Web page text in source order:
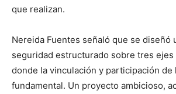
que realizan.
Nereida Fuentes señaló que se diseñó
seguridad estructurado sobre tres ejes
donde la vinculación y participación de
fundamental. Un proyecto ambicioso,